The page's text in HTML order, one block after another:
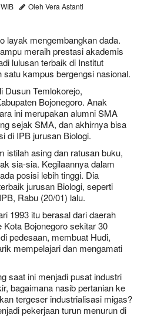
Oleh Vera Astanti
layak mengembangkan dada.
meraih prestasi akademis
lulusan terbaik di Institut
kampus bergengsi nasional.
Dusun Temlokorejo,
Bojonegoro. Anak
ini merupakan alumni SMA
sejak SMA, dan akhirnya bisa
di IPB jurusan Biologi.
istilah asing dan ratusan buku,
sia-sia. Kegilaannya dalam
posisi lebih tinggi. Dia
jurusan Biologi, seperti
Rabu (20/01) lalu.
1993 itu berasal dari daerah
Bojonegoro sekitar 30
pedesaan, membuat Hudi,
mempelajari dan mengamati
saat ini menjadi pusat industri
bagaimana nasib pertanian ke
tergeser industrialisasi migas?
pekerjaan turun menurun di